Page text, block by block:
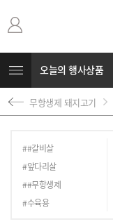
오늘의 행사상품
무항생제 돼지고기
무항생제 돼지고기
##갈비살
#앞다리살
##무항생제
#수육용